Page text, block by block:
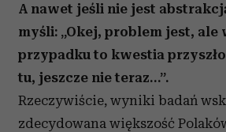
A nawet jeśli nie jest
myśli: „Okej, problem jest, ale
przypadku to kwestia
tu, jeszcze nie teraz…”.
Rzeczywiście, wyniki badań
zdecydowana większość